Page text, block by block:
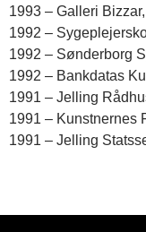
1993 – Galleri
1992 –
1992 – Sønderborg
1992 – Bankdatas
1991 – Jelling
1991 – Kunstnernes
1991 – Jelling